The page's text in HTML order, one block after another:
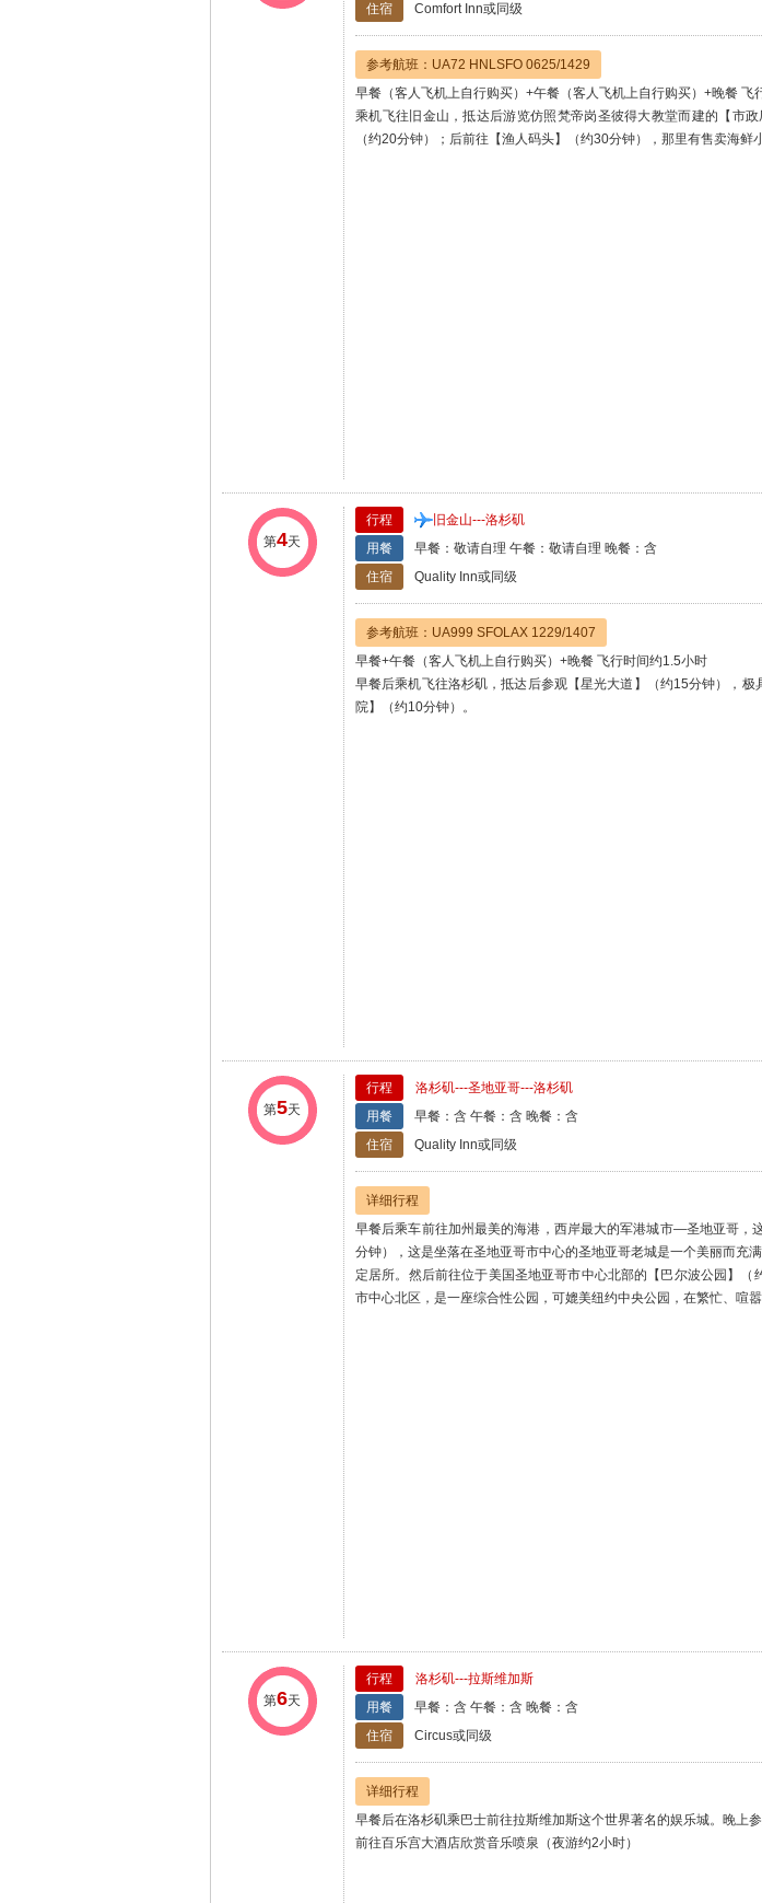
住宿
Comfort Inn或同级
参考航班：UA72 HNLSFO 0625/1429
早餐（客人飞机上自行购买）+午餐（客人飞机上自行购买）+晚餐 飞
乘机飞往旧金山，抵达后游览仿照梵帝岗圣彼得大教堂而建的【市
（约20分钟）；后前往【渔人码头】（约30分钟），那里有售卖海鲜
第4天
行程
旧金山---洛杉矶
用餐
早餐：敬请自理 午餐：敬请自理 晚餐：含
住宿
Quality Inn或同级
参考航班：UA999 SFOLAX 1229/1407
早餐+午餐（客人飞机上自行购买）+晚餐 飞行时间约1.5小时
早餐后乘机飞往洛杉矶，抵达后参观【星光大道】（约15分钟），
院】（约10分钟）。
第5天
行程
洛杉矶---圣地亚哥---洛杉矶
用餐
早餐：含 午餐：含 晚餐：含
住宿
Quality Inn或同级
详细行程
早餐后乘车前往加州最美的海港，西岸最大的军港城市—圣地亚哥，
分钟），这是坐落在圣地亚哥市中心的圣地亚哥老城是一个美丽而充
定居所。然后前往位于美国圣地亚哥市中心北部的【巴尔波公园】
市中心北区，是一座综合性公园，可媲美纽约中央公园，在繁忙、喧
第6天
行程
洛杉矶---拉斯维加斯
用餐
早餐：含 午餐：含 晚餐：含
住宿
Circus或同级
详细行程
早餐后在洛杉矶乘巴士前往拉斯维加斯这个世界著名的娱乐城。晚上
前往百乐宫大酒店欣赏音乐喷泉（夜游约2小时）